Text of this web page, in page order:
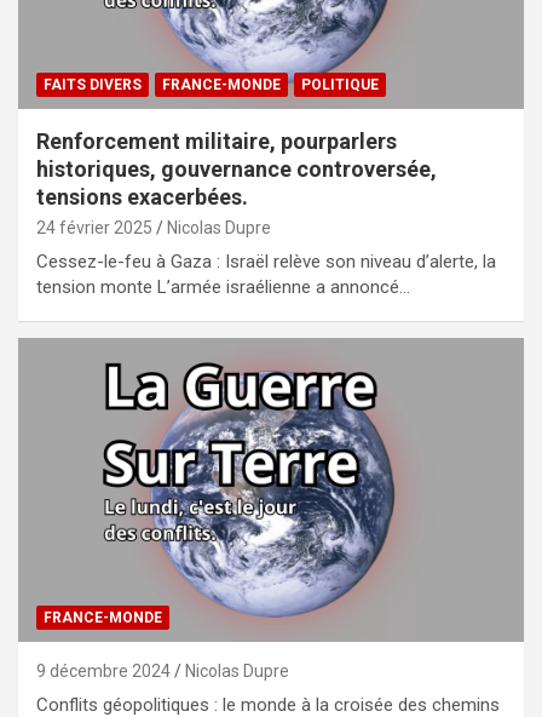
FAITS DIVERS FRANCE-MONDE POLITIQUE
Renforcement militaire, pourparlers
historiques, gouvernance controversée,
tensions exacerbées.
24 février 2025 Nicolas Dupre
Cessez-le-feu à Gaza : Israël relève son niveau d’alerte, la
tension monte L’armée israélienne a annoncé…
FRANCE-MONDE
9 décembre 2024 Nicolas Dupre
Conflits géopolitiques : le monde à la croisée des chemins